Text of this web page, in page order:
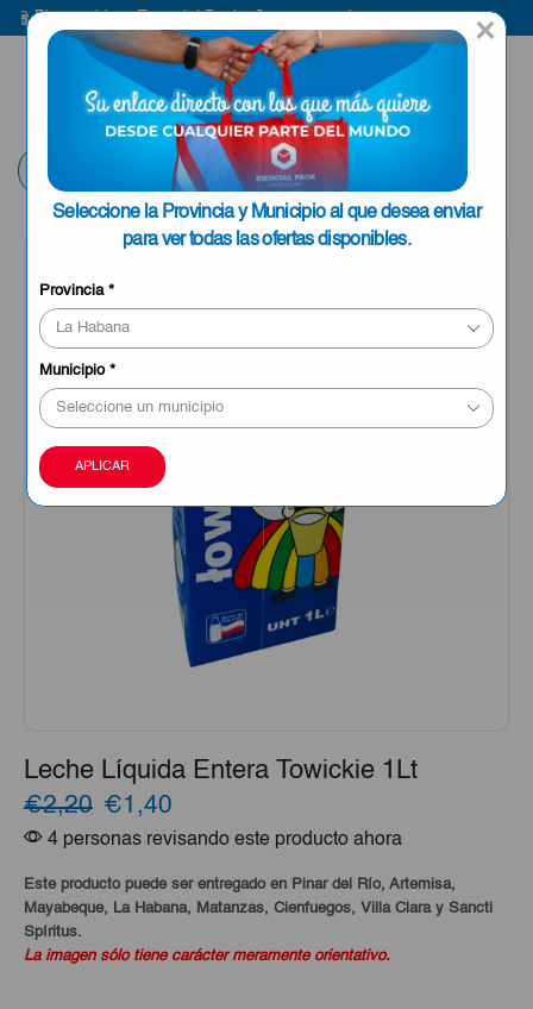
×
Seleccione la Provincia y Municipio al que desea enviar
para ver todas las ofertas disponibles.
Provincia*
Municipio*
APLICAR
Bienvenido a Esencial Pack
ENVIAR A LA
HABANA
Leche Líquida Entera Towickie 1Lt
€2,20 El
precio
original
era:
€2,20.
€1,40
precio
actual
es:
€1,40.
4 personas revisando este producto ahora
Este producto puede ser entregado en Pinar del Río, Artemisa,
Mayabeque, La Habana, Matanzas, Cienfuegos, Villa Clara y Sancti
Spíritus.
La imagen sólo tiene carácter meramente orientativo.